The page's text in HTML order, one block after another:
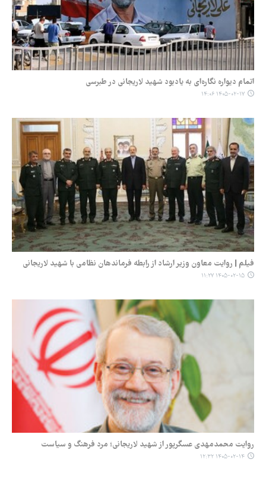
اتمام دیواره نگاره‌ای به یادبود شهید لاریجانی در طبرسی
۱۴۰۵-۰۲-۱۷ ۱۴:۰۶
فیلم | روایت معاون وزیر ارشاد از رابطه فرماندهان نظامی با شهید لاریجانی
۱۴۰۵-۰۲-۱۵ ۱۱:۲۷
روایت محمدمهدی عسگرپور از شهید لاریجانی؛ مرد فرهنگ و سیاست
۱۴۰۵-۰۲-۱۴ ۱۲:۳۲